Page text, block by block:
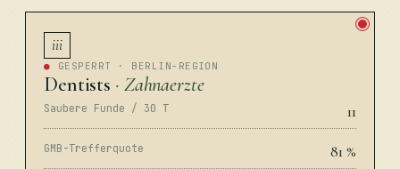
iii
● GESPERRT · BERLIN-REGION
Dentists · Zahnaerzte
Saubere Funde / 30 T 11
GMB-Trefferquote 81 %